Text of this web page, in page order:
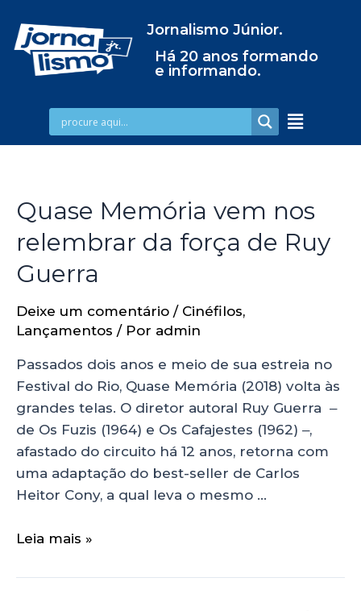
Jornalismo Júnior.
Há 20 anos formando
e informando.
Quase Memória vem nos
relembrar da força de Ruy
Guerra
Deixe um comentário / Cinéfilos,
Lançamentos / Por admin
Passados dois anos e meio de sua estreia no
Festival do Rio, Quase Memória (2018) volta às
grandes telas. O diretor autoral Ruy Guerra ‒
de Os Fuzis (1964) e Os Cafajestes (1962) ‒,
afastado do circuito há 12 anos, retorna com
uma adaptação do best-seller de Carlos
Heitor Cony, a qual leva o mesmo …
Leia mais »